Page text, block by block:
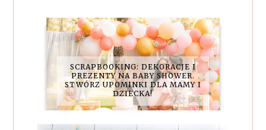
SCRAPBOOKING: DEKORACJE I
PREZENTY NA BABY SHOWER.
STWÓRZ UPOMINKI DLA MAMY I
DZIECKA!